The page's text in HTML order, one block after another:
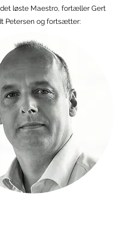
det løste Maestro, fortæller Gert
Petersen og fortsætter: